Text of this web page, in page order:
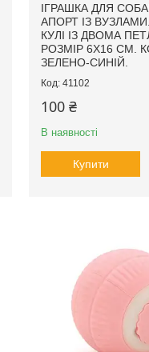
ІГРАШКА ДЛЯ
АПОРТ ІЗ
КУЛІ ІЗ ДВОМА
РОЗМІР 6Х16 СМ.
ЗЕЛЕНО-СИНІЙ.
41102
100 ₴
В наявності
Купити